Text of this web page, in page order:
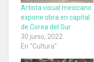
Artista visual mexicano
expone obra en capital
de Corea del Sur
30 junio, 2022
En "Cultura"